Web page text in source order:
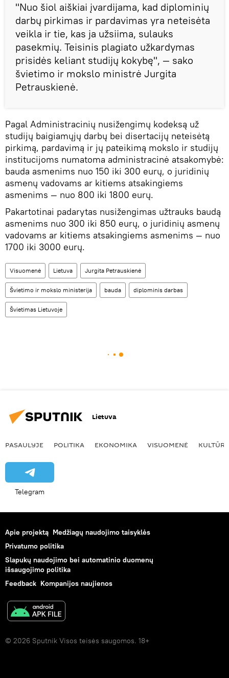
"Nuo šiol aiškiai įvardijama, kad diplominių
darbų pirkimas ir pardavimas yra neteisėta
veikla ir tie, kas ja užsiima, sulauks
pasekmių. Teisinis plagiato užkardymas
prisidės keliant studijų kokybę", — sako
švietimo ir mokslo ministrė Jurgita
Petrauskienė.
Pagal Administracinių nusižengimų kodeksą už
studijų baigiamųjų darbų bei disertacijų neteisėtą
pirkimą, pardavimą ir jų pateikimą mokslo ir studijų
institucijoms numatoma administracinė atsakomybė:
bauda asmenims nuo 150 iki 300 eurų, o juridinių
asmenų vadovams ar kitiems atsakingiems
asmenims — nuo 800 iki 1800 eurų.
Pakartotinai padarytas nusižengimas užtrauks baudą
asmenims nuo 300 iki 850 eurų, o juridinių asmenų
vadovams ar kitiems atsakingiems asmenims — nuo
1700 iki 3000 eurų.
Visuomenė Lietuva Jurgita Petrauskienė
Švietimo ir mokslo ministerija bauda diplominis darbas
Švietimas Lietuvoje
Lietuva
PASAULYJE POLITIKA EKONOMIKA VISUOMENĖ KULTŪRA
Telegram
Apie projektą Medžiagų naudojimo taisyklės
Privatumo politika
Slapukų naudojimo bei automatinio duomenų
išsaugojimo politika
Feedback Kompanijos naujienos
© 2026 Sputnik Visos teisės saugomos. 18+